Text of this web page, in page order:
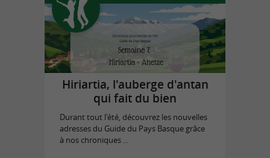
Hiriartia, l'auberge d'antan
qui fait du bien
Durant tout l'été, découvrez les nouvelles
adresses du Guide du Pays Basque grâce
à nos chroniques ...